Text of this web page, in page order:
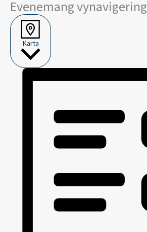
Evenemang vynavigering
Karta